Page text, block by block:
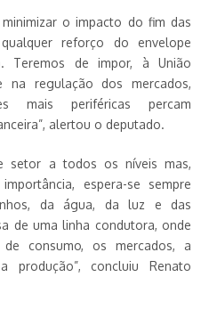
o impacto do fim das
reforço do envelope
Teremos de impor, à União
na regulação dos mercados,
mais periféricas percam
alertou o deputado.
setor a todos os níveis mas,
espera-se sempre
da água, da luz e das
de uma linha condutora, onde
consumo, os mercados, a
produção”, concluiu Renato